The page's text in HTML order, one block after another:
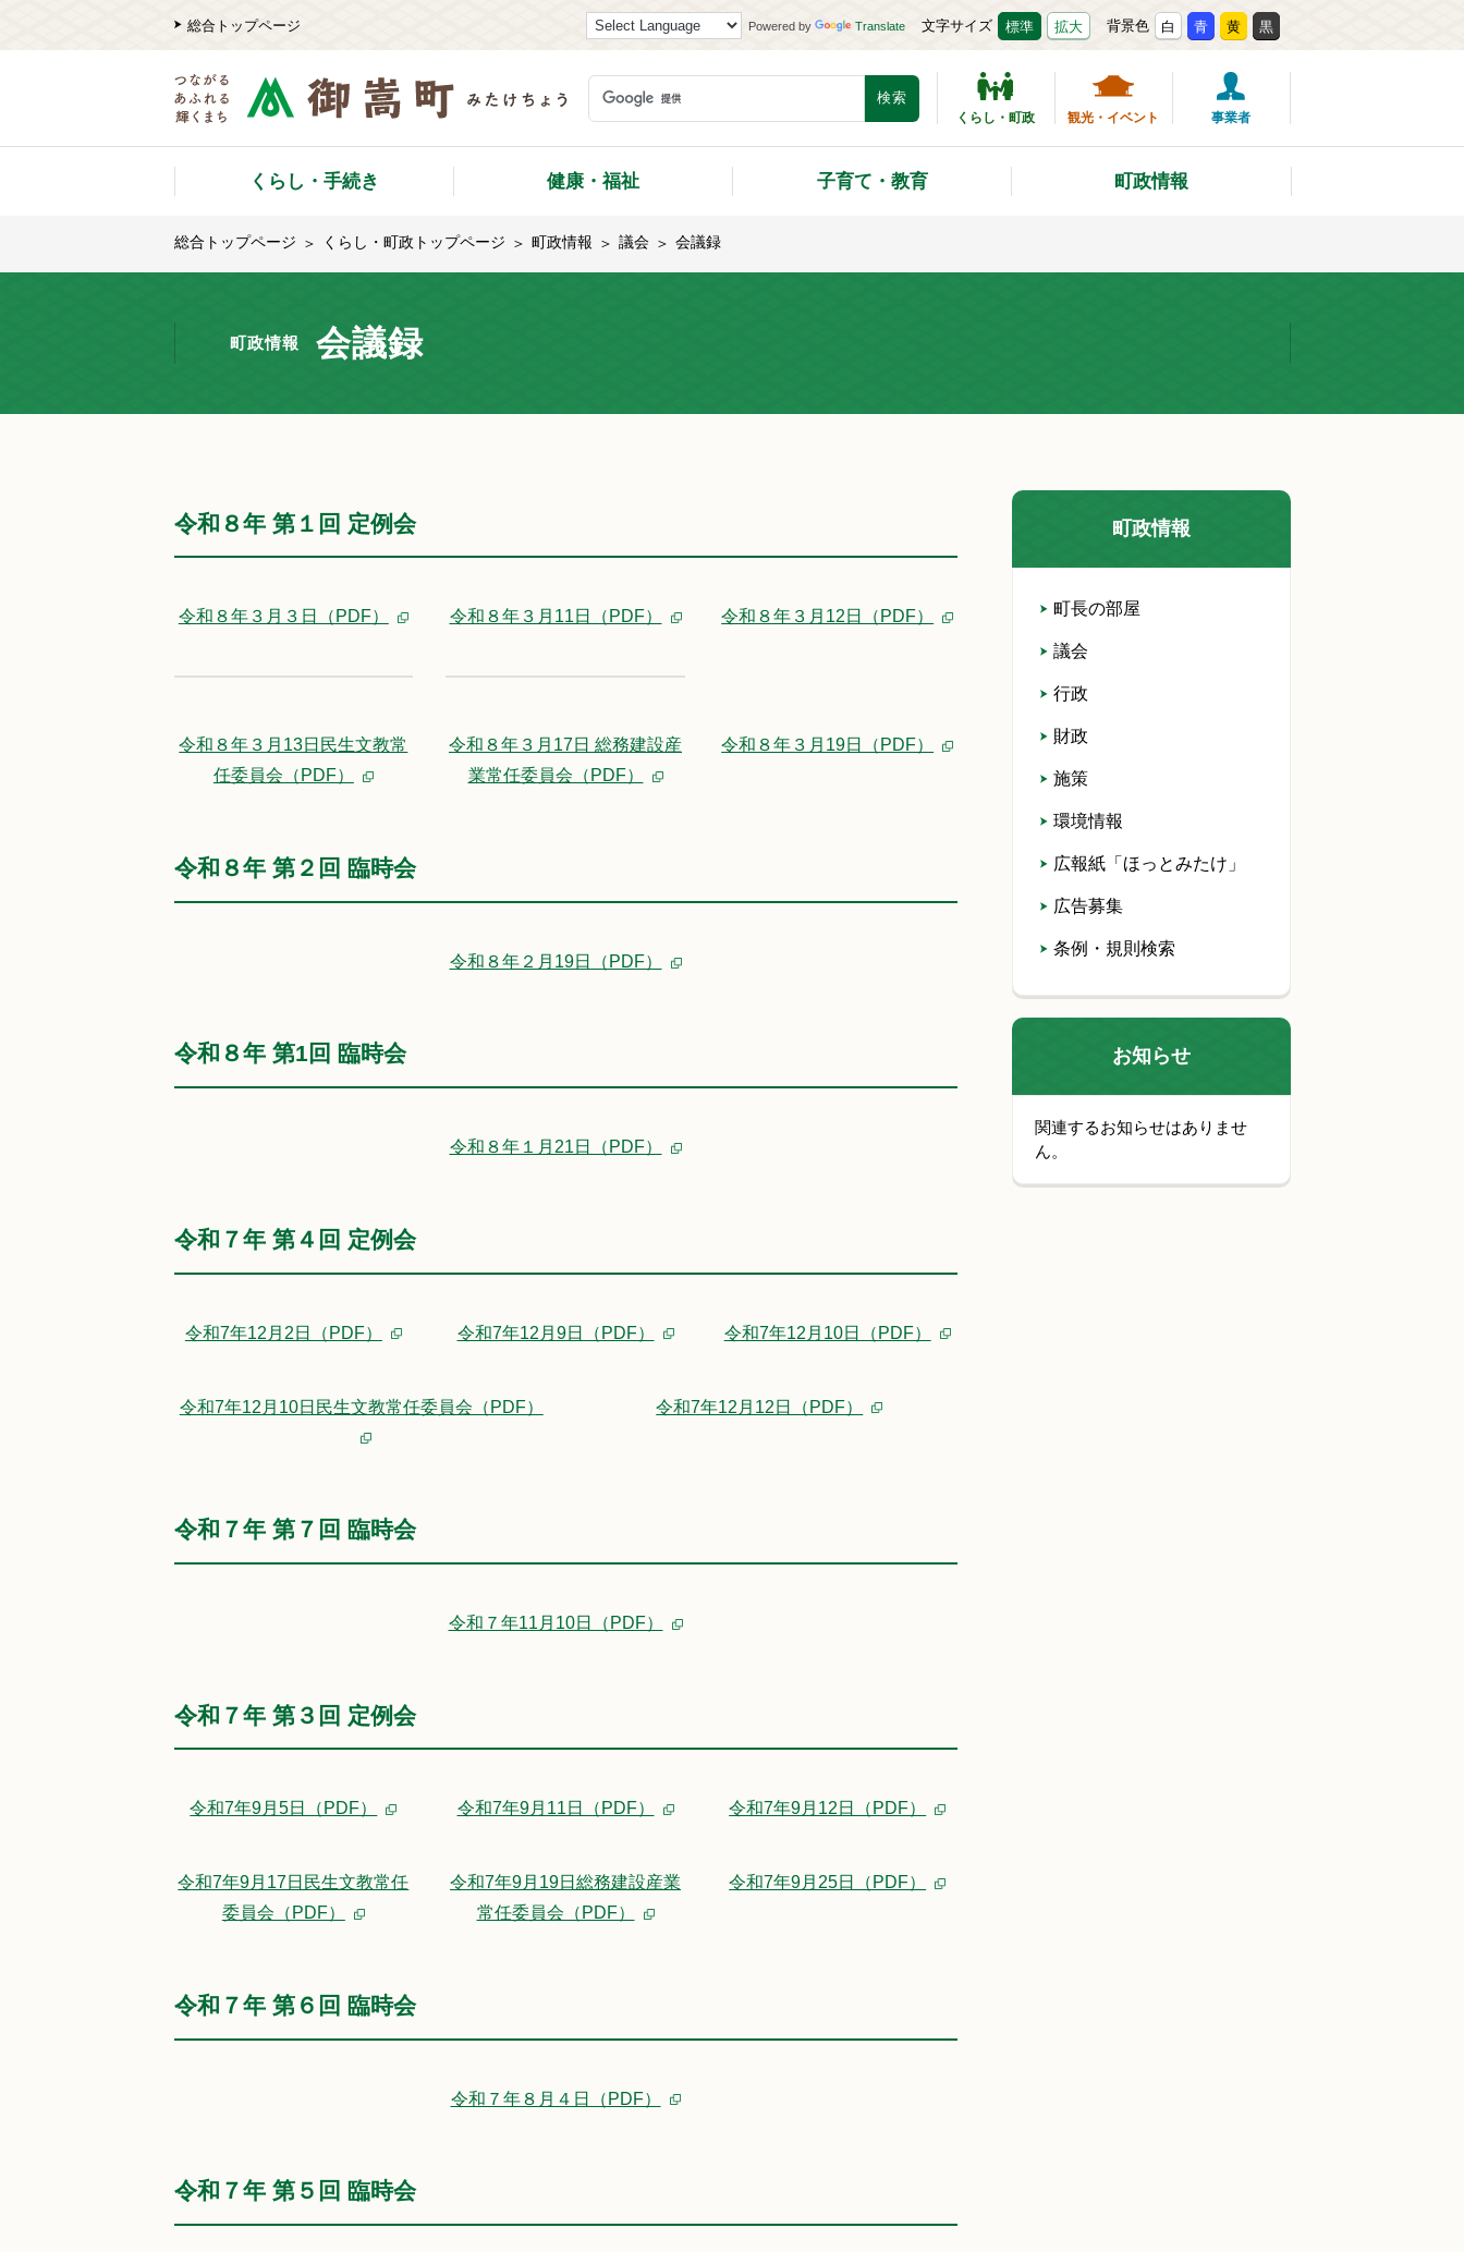
総合トップページ Powered by Translate 文字サイズ 標準 拡大 背景色 白 青 黄 黒
くらし・町政 観光・イベント 事業者
くらし・手続き 健康・福祉 子育て・教育 町政情報
総合トップページ くらし・町政トップページ 町政情報 議会 会議録
町政情報 会議録
令和８年 第１回 定例会
令和８年３月３日（PDF） 令和８年３月11日（PDF） 令和８年３月12日（PDF）
令和８年３月13日民生文教常
任委員会（PDF）
令和８年３月17日 総務建設産
業常任委員会（PDF）
令和８年３月19日（PDF）
令和８年 第２回 臨時会
令和８年２月19日（PDF）
令和８年 第1回 臨時会
令和８年１月21日（PDF）
令和７年 第４回 定例会
令和7年12月2日（PDF） 令和7年12月9日（PDF） 令和7年12月10日（PDF）
令和7年12月10日民生文教常任委員会（PDF） 令和7年12月12日（PDF）
令和７年 第７回 臨時会
令和７年11月10日（PDF）
令和７年 第３回 定例会
令和7年9月5日（PDF） 令和7年9月11日（PDF） 令和7年9月12日（PDF）
令和7年9月17日民生文教常任
委員会（PDF）
令和7年9月19日総務建設産業
常任委員会（PDF）
令和7年9月25日（PDF）
令和７年 第６回 臨時会
令和７年８月４日（PDF）
令和７年 第５回 臨時会
町政情報
町長の部屋
議会
行政
財政
施策
環境情報
広報紙「ほっとみたけ」
広告募集
条例・規則検索
お知らせ
関連するお知らせはありませ
ん。